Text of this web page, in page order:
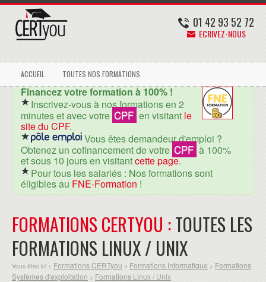
01 42 93 52 72
ECRIVEZ-NOUS
ACCUEIL TOUTES NOS FORMATIONS
Financez votre formation à 100% !
Inscrivez-vous à nos formations en 2
minutes et avec votre CPF en visitant le
site du CPF.
Vous êtes demandeur d'emploi ?
Obtenez un cofinancement de votre CPF à 100%
et sous 10 jours en visitantcette page.
Pour tous les salariés : Nos formations sont
éligibles au FNE-Formation !
FORMATIONS CERTYOU :TOUTES LES
FORMATIONS LINUX / UNIX
Vous êtes ici > Formations CERTyou > Formations Informatique > Formations
Systèmes d'exploitation > Formations Linux / Unix